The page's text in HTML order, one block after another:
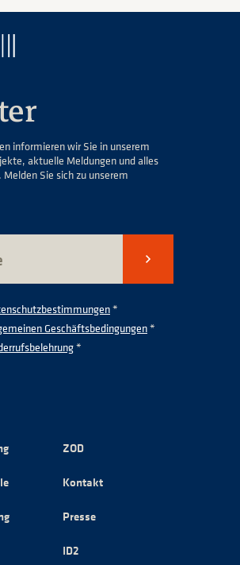
informieren wir Sie in unserem
aktuelle Meldungen und alles
Sie sich zu unserem
Senden
*
Geschäftsbedingungen*
*
ZOD
Kontakt
Presse
ID2